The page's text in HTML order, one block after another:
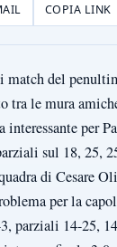
COPIA LINK
del
le mura
per
sul 18, 25,
di Cesare
per la
14-25,